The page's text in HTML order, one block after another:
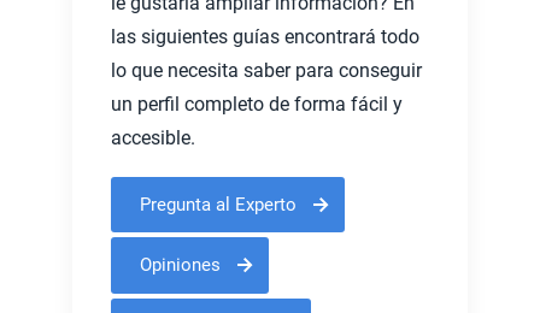
las siguientes guías encontrará todo
lo que necesita saber para conseguir
un perfil completo de forma fácil y
accesible.
Pregunta al Experto
Opiniones